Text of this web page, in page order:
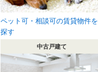
ペット可・相談可の賃貸物件を
探す
中古戸建て